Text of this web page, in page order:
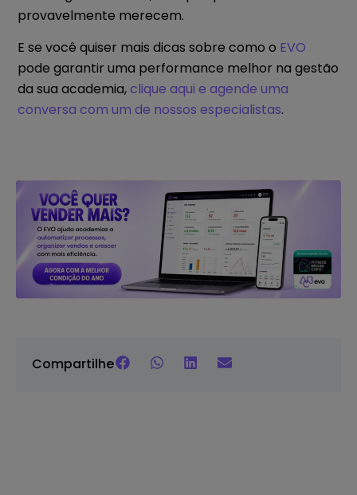
provavelmente merecem.
E se você quiser mais dicas sobre como o EVO
pode garantir uma performance melhor na gestão
da sua academia,clique aqui e agende uma
conversa com um de nossos especialistas.
Compartilhe